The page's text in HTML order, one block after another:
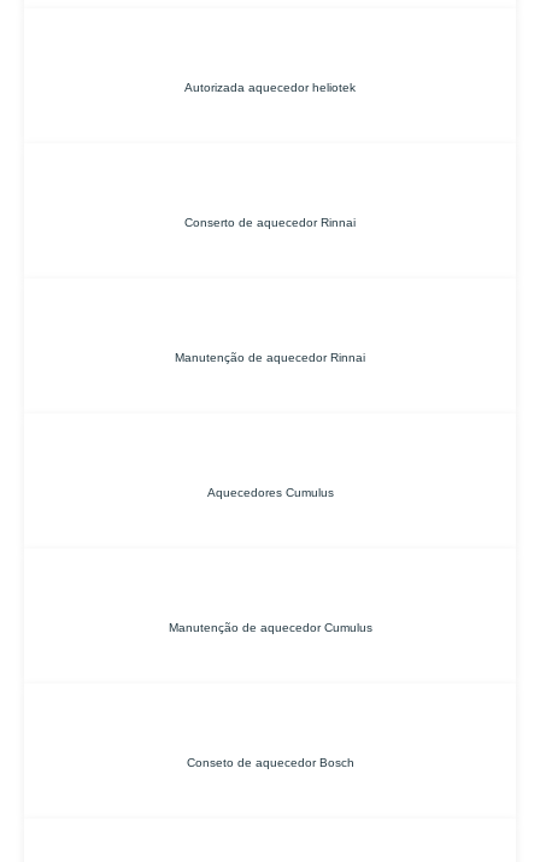
Autorizada aquecedor heliotek
Conserto de aquecedor Rinnai
Manutenção de aquecedor Rinnai
Aquecedores Cumulus
Manutenção de aquecedor Cumulus
Conseto de aquecedor Bosch